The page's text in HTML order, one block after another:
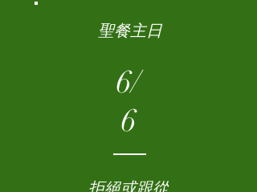
聖餐主日
6/
6
拒絕或跟從